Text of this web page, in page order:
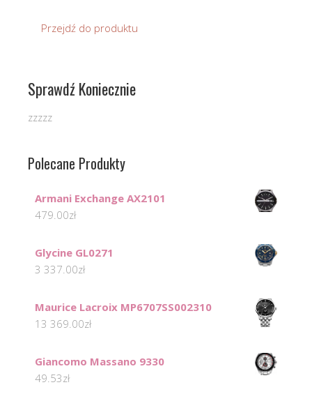
Przejdź do produktu
Sprawdź Koniecznie
zzzzz
Polecane Produkty
Armani Exchange AX2101
479.00zł
Glycine GL0271
3 337.00zł
Maurice Lacroix MP6707SS002310
13 369.00zł
Giancomo Massano 9330
49.53zł